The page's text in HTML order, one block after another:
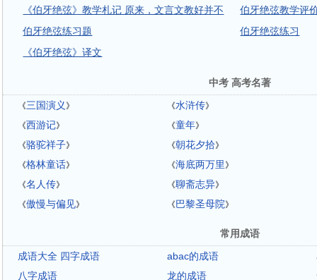
《伯牙绝弦》教学札记 原来，文言文教好并不
伯牙绝弦教学评
伯牙绝弦练习题
伯牙绝弦练习
《伯牙绝弦》译文
中考 高考名著
《三国演义 》 《水浒传》
《西游记》 《童年》
《骆驼祥子》 《朝花夕拾》
《格林童话》 《海底两万里 》
《名人传》 《聊斋志异》
《傲慢与偏见》 《巴黎圣母院》
常用成语
成语大全 四字成语
abac的成语
八字成语
龙的成语